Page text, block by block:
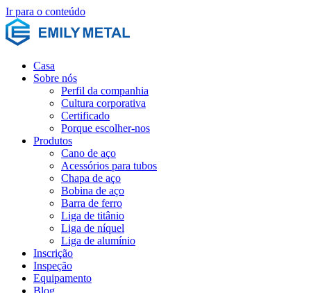
Ir para o conteúdo
Casa
Sobre nós
Perfil da companhia
Cultura corporativa
Certificado
Porque escolher-nos
Produtos
Cano de aço
Acessórios para tubos
Chapa de aço
Bobina de aço
Barra de ferro
Liga de titânio
Liga de níquel
Liga de alumínio
Inscrição
Inspeção
Equipamento
Blog